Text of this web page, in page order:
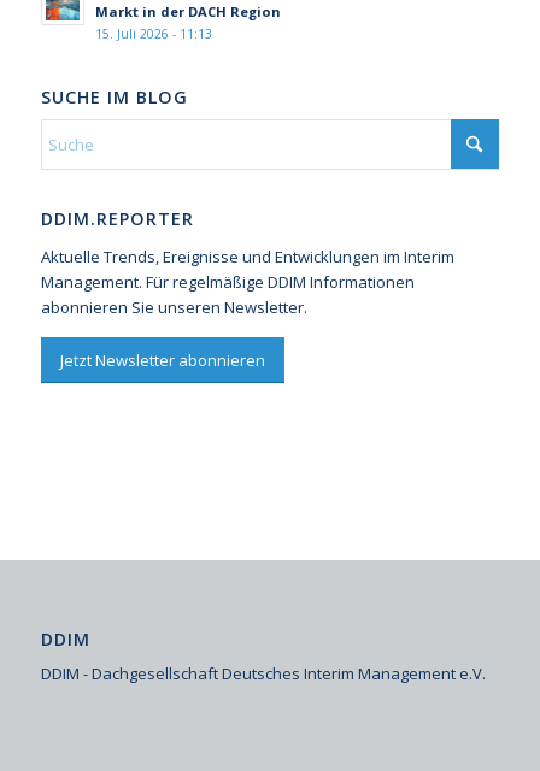
Markt in der DACH Region
15. Juli 2026 - 11:13
SUCHE IM BLOG
DDIM.REPORTER
Aktuelle Trends, Ereignisse und Entwicklungen im Interim
Management. Für regelmäßige DDIM Informationen
abonnieren Sie unseren Newsletter.
Jetzt Newsletter abonnieren
DDIM
DDIM - Dachgesellschaft Deutsches Interim Management e.V.